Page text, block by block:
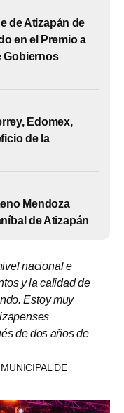
de Atizapán de
en el Premio a
Gobiernos
Edomex,
de la
Mendoza
de Atizapán
nacional e
y la calidad de
Estoy muy
de dos años de
DE